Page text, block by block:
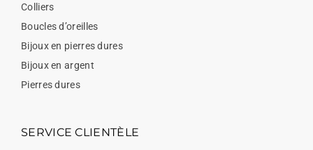
Colliers
Boucles d’oreilles
Bijoux en pierres dures
Bijoux en argent
Pierres dures
SERVICE CLIENTÈLE